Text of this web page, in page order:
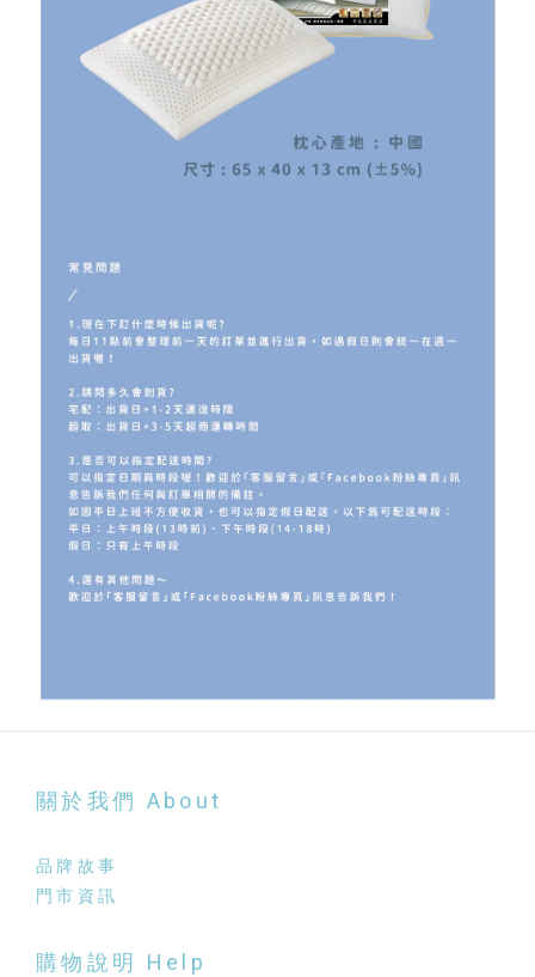
關於我們 About
品牌故事
門市資訊
購物說明 Help